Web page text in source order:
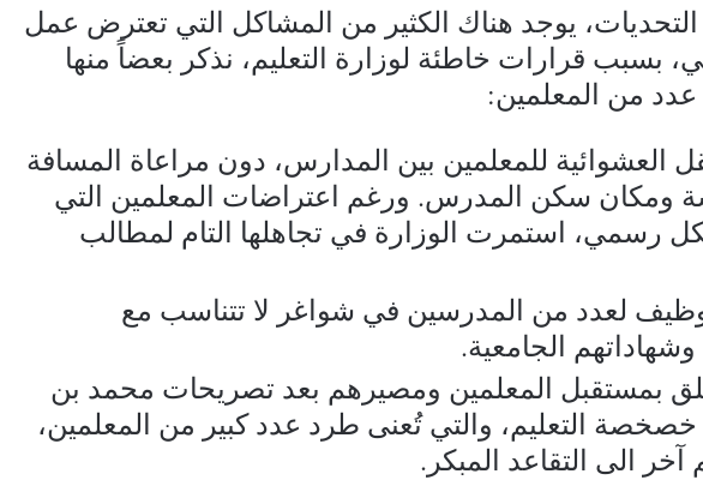
يوجد هناك الكثير من المشاكل التي تعترض عمل
بسبب قرارات خاطئة لوزارة التعليم، نذكر بعضاً منها
من المعلمين:
العشوائية للمعلمين بين المدارس، دون مراعاة المسافة
ومكان سكن المدرس. ورغم اعتراضات المعلمين التي
رسمي، استمرت الوزارة في تجاهلها التام لمطالب
لعدد من المدرسين في شواغر لا تتناسب مع
الجامعية.
بمستقبل المعلمين ومصيرهم بعد تصريحات محمد بن
التعليم، والتي تُعنى طرد عدد كبير من المعلمين،
الى التقاعد المبكر.